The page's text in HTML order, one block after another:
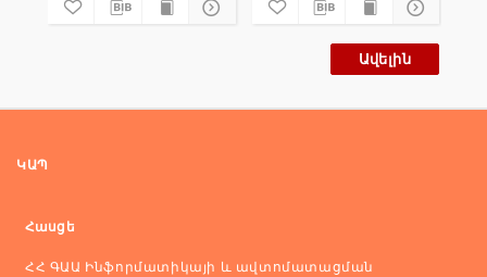
Ավելին
ԿԱՊ
Հասցե
ՀՀ ԳԱԱ Ինֆորմատիկայի և ավտոմատացման